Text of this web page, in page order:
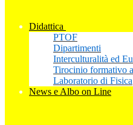
Didattica
PTOF
Dipartimenti
Interculturalità ed
Tirocinio formativo
Laboratorio di Fisica
News e Albo on Line